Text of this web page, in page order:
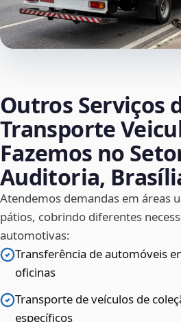
Outros Serviços
Transporte
Fazemos no
Auditoria,
Atendemos demandas em áreas
pátios, cobrindo diferentes
automotivas:
Transferência de automóveis
oficinas
Transporte de veículos de
específicos